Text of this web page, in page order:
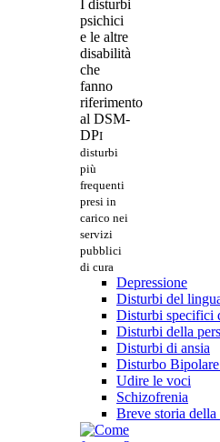
I disturbi
psichici
e le altre
disabilità
che
fanno
riferimento
al DSM-
DPI
disturbi
più
frequenti
presi in
carico nei
servizi
pubblici
di cura
Depressione
Disturbi del
Disturbi specifici
Disturbi della
Disturbi di ansia
Disturbo
Udire le voci
Schizofrenia
Breve storia della